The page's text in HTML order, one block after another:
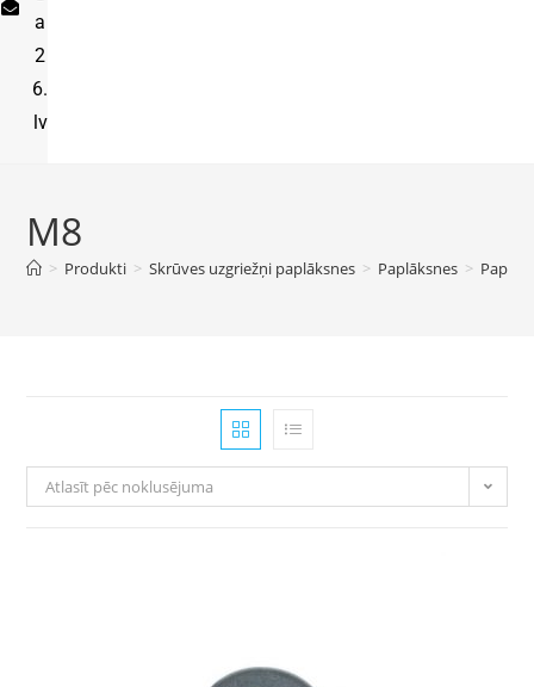
a
2
6.
lv
M8
> Produkti > Skrūves uzgriežņi paplāksnes > Paplāksnes >
Atlasīt pēc noklusējuma